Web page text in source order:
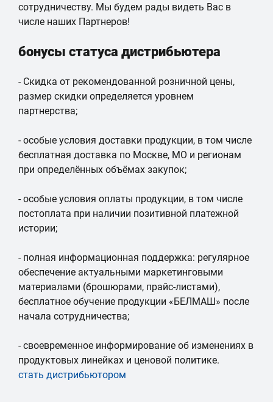
сотрудничеству. Мы будем рады видеть Вас в
числе наших Партнеров!
бонусы статуса дистрибьютера
- Скидка от рекомендованной розничной цены,
размер скидки определяется уровнем
партнерства;
- особые условия доставки продукции, в том числе
бесплатная доставка по Москве, МО и регионам
при определённых объёмах закупок;
- особые условия оплаты продукции, в том числе
постоплата при наличии позитивной платежной
истории;
- полная информационная поддержка: регулярное
обеспечение актуальными маркетинговыми
материалами (брошюрами, прайс-листами),
бесплатное обучение продукции «БЕЛМАШ» после
начала сотрудничества;
- своевременное информирование об изменениях в
продуктовых линейках и ценовой политике.
стать дистрибьютором